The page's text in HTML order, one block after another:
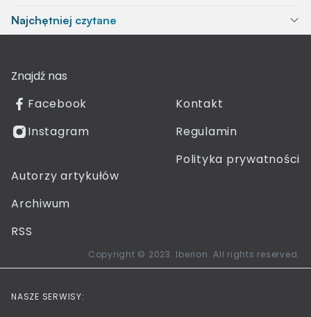
Najchętniej czytane
Znajdź nas
Facebook
Instagram
Kontakt
Regulamin
Polityka prywatności
Autorzy artykułów
Archiwum
RSS
Copyright © 2023. Iberion. All rights reserved.
NASZE SERWISY: